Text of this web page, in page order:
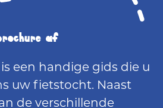
af
een handige gids die u
uw fietstocht. Naast
de verschillende